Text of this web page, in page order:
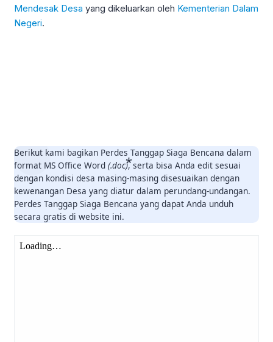
Mendesak Desa yang dikeluarkan oleh Kementerian Dalam
Negeri.
Berikut kami bagikan Perdes Tanggap Siaga Bencana dalam
format MS Office Word (.doc), serta bisa Anda edit sesuai
dengan kondisi desa masing-masing disesuaikan dengan
kewenangan Desa yang diatur dalam perundang-undangan.
Perdes Tanggap Siaga Bencana yang dapat Anda unduh
secara gratis di website ini.